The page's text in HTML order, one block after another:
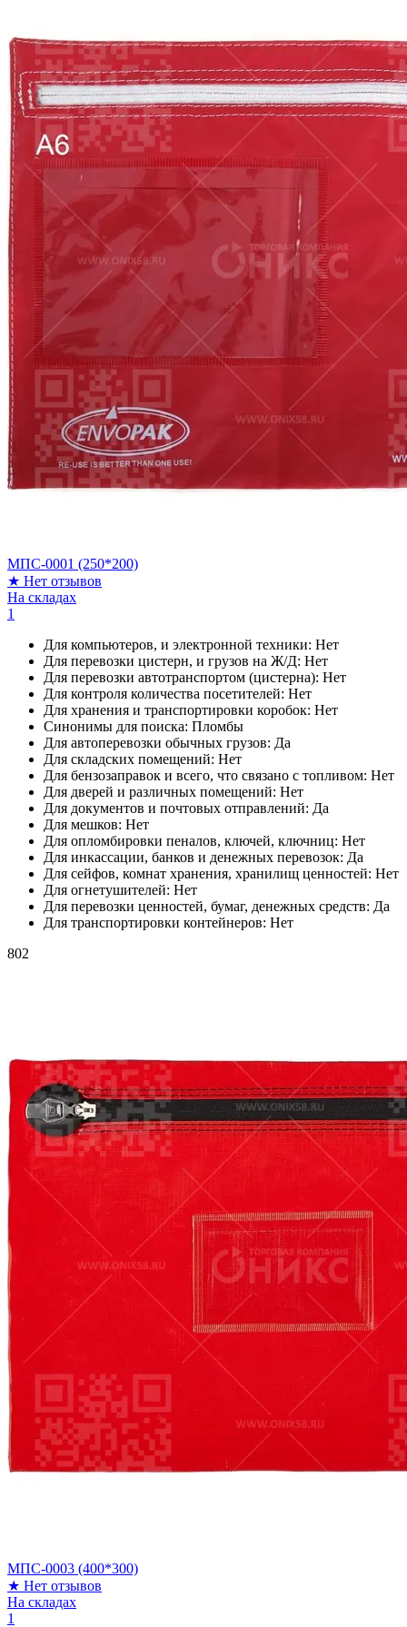
МПС-0001 (250*200)
★ Нет отзывов
На складах
1
Для компьютеров, и электронной техники: Нет
Для перевозки цистерн, и грузов на Ж/Д: Нет
Для перевозки автотранспортом (цистерна): Нет
Для контроля количества посетителей: Нет
Для хранения и транспортировки коробок: Нет
Синонимы для поиска: Пломбы
Для автоперевозки обычных грузов: Да
Для складских помещений: Нет
Для бензозаправок и всего, что связано с топливом: Нет
Для дверей и различных помещений: Нет
Для документов и почтовых отправлений: Да
Для мешков: Нет
Для опломбировки пеналов, ключей, ключниц: Нет
Для инкассации, банков и денежных перевозок: Да
Для сейфов, комнат хранения, хранилищ ценностей: Нет
Для огнетушителей: Нет
Для перевозки ценностей, бумаг, денежных средств: Да
Для транспортировки контейнеров: Нет
802
МПС-0003 (400*300)
★ Нет отзывов
На складах
1